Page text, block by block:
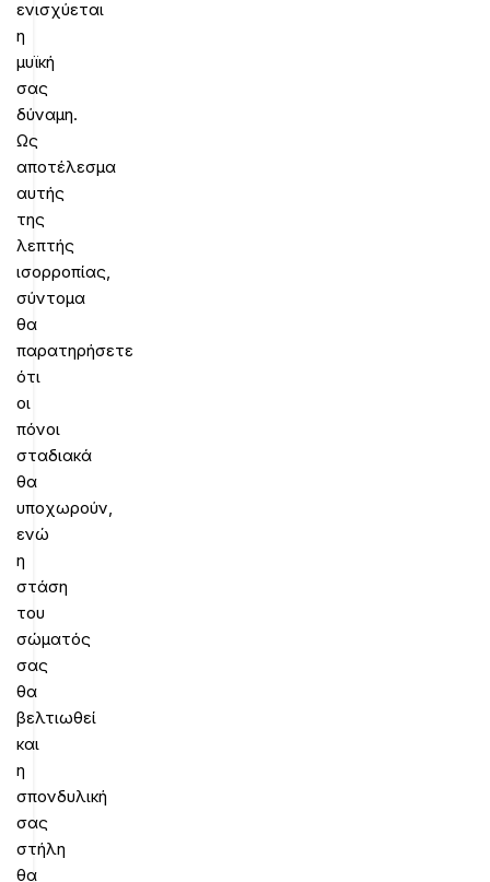
ενισχύεται
η
μυϊκή
σας
δύναμη.
Ως
αποτέλεσμα
αυτής
της
λεπτής
ισορροπίας,
σύντομα
θα
παρατηρήσετε
ότι
οι
πόνοι
σταδιακά
θα
υποχωρούν,
ενώ
η
στάση
του
σώματός
σας
θα
βελτιωθεί
και
η
σπονδυλική
σας
στήλη
θα